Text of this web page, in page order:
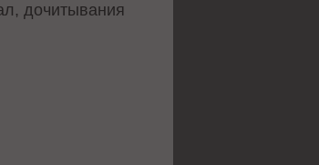
дочитывания